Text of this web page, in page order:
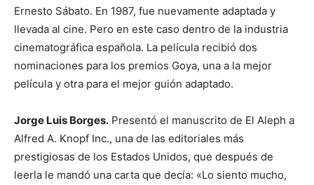
Ernesto Sábato. En 1987, fue nuevamente adaptada y
llevada al cine. Pero en este caso dentro de la industria
cinematográfica española. La película recibió dos
nominaciones para los premios Goya, una a la mejor
película y otra para el mejor guión adaptado.
Jorge Luis Borges. Presentó el manuscrito de El Aleph a
Alfred A. Knopf Inc., una de las editoriales más
prestigiosas de los Estados Unidos, que después de
leerla le mandó una carta que decía: «Lo siento mucho,